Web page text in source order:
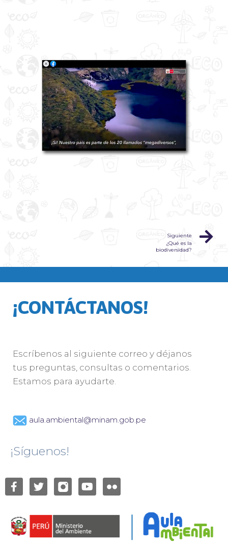
Siguiente
¿Qué es la
biodiversidad?
¡CONTÁCTANOS!
Escríbenos al siguiente correo y déjanos
tus preguntas, consultas o comentarios.
Estamos para ayudarte.
aula.ambiental@minam.gob.pe
¡Síguenos!